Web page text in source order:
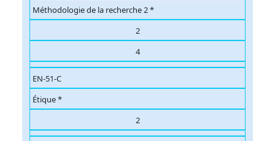
Méthodologie de la recherche 2 *
2
4
EN-51-C
Étique *
2